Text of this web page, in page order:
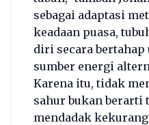
sebagai adaptasi
keadaan puasa,
diri secara
sumber energi
Karena itu, tidak
sahur bukan berarti
mendadak